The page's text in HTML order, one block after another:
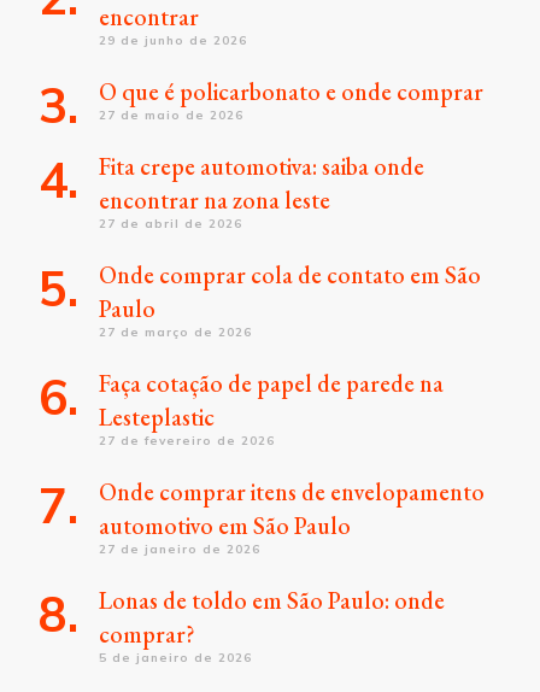
encontrar
29 de junho de 2026
O que é policarbonato e onde comprar
27 de maio de 2026
Fita crepe automotiva: saiba onde
encontrar na zona leste
27 de abril de 2026
Onde comprar cola de contato em São
Paulo
27 de março de 2026
Faça cotação de papel de parede na
Lesteplastic
27 de fevereiro de 2026
Onde comprar itens de envelopamento
automotivo em São Paulo
27 de janeiro de 2026
Lonas de toldo em São Paulo: onde
comprar?
5 de janeiro de 2026